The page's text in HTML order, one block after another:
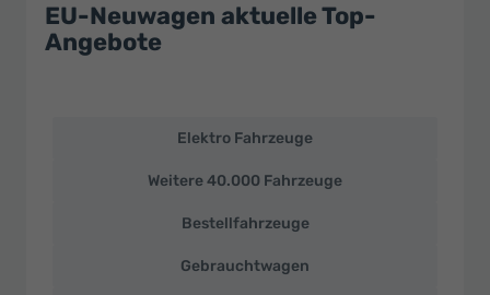
EU-Neuwagen aktuelle Top-
Angebote
Neuwagen
Elektro Fahrzeuge
Weitere 40.000 Fahrzeuge
Bestellfahrzeuge
Gebrauchtwagen